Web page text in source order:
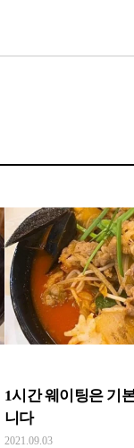
1시간 웨이팅은 기
니다
2021.09.03